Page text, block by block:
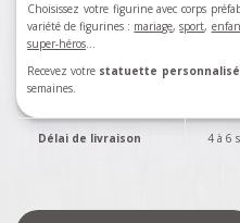
Choisissez votre figurine avec corps
variété de figurines : mariage,sport,
super-héros…
Recevez votre statuette
semaines.
Délai de livraison 4 à 6